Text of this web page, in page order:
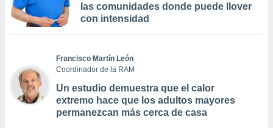
las comunidades donde puede llover
con intensidad
Francisco Martín León
Coordinador de la RAM
Un estudio demuestra que el calor
extremo hace que los adultos mayores
permanezcan más cerca de casa